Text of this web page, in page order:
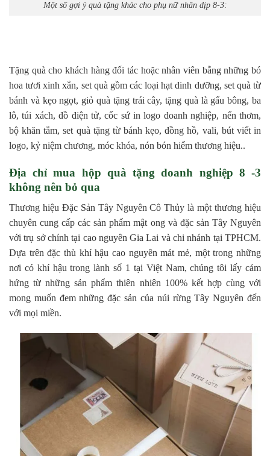
Một số gợi ý quà tặng khác cho phụ nữ nhân dịp 8-3:
Tặng quà cho khách hàng đối tác hoặc nhân viên bằng những bó
hoa tươi xinh xắn, set quà gồm các loại hạt dinh dưỡng, set quà từ
bánh và kẹo ngọt, giỏ quà tặng trái cây, tặng quà là gấu bông, ba
lô, túi xách, đồ điện tử, cốc sứ in logo doanh nghiệp, nến thơm,
bộ khăn tắm, set quà tặng từ bánh kẹo, đồng hồ, vali, bút viết in
logo, kỷ niệm chương, móc khóa, nón bón hiểm thương hiệu..
Địa chỉ mua hộp quà tặng doanh nghiệp 8 -3
không nên bỏ qua
Thương hiệu Đặc Sản Tây Nguyên Cô Thủy là một thương hiệu
chuyên cung cấp các sản phẩm mật ong và đặc sản Tây Nguyên
với trụ sở chính tại cao nguyên Gia Lai và chi nhánh tại TPHCM.
Dựa trên đặc thù khí hậu cao nguyên mát mẻ, một trong những
nơi có khí hậu trong lành số 1 tại Việt Nam, chúng tôi lấy cảm
hứng từ những sản phẩm thiên nhiên 100% kết hợp cùng với
mong muốn đem những đặc sản của núi rừng Tây Nguyên đến
với mọi miền.